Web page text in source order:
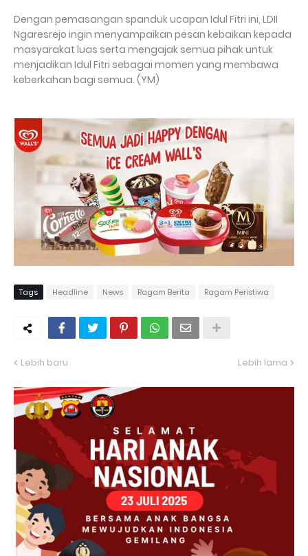
Dengan pemasangan spanduk ucapan Idul Fitri ini, LDII
Ngaresrejo ingin menyampaikan pesan kebaikan kepada
masyarakat luas serta mengajak semua pihak untuk
menjadikan Idul Fitri sebagai momen yang membawa
keberkahan bagi semua. (YM)
Tags Headline News Ragam Berita Ragam Peristiwa
Lebih baru Lebih lama